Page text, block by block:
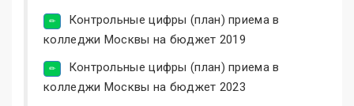
Контрольные цифры (план) приема в
колледжи Москвы на бюджет 2019
Контрольные цифры (план) приема в
колледжи Москвы на бюджет 2023